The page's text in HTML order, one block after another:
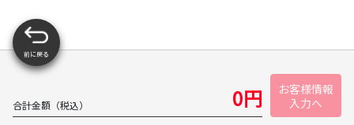
合計金額（税込） 0円
お客様情報
入力へ
前に戻る